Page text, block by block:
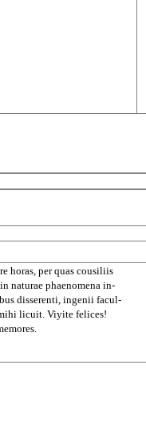
horas, per quas cousiliis
naturae phaenomena in-
disserenti, ingenii facul-
licuit. Viyite felices!